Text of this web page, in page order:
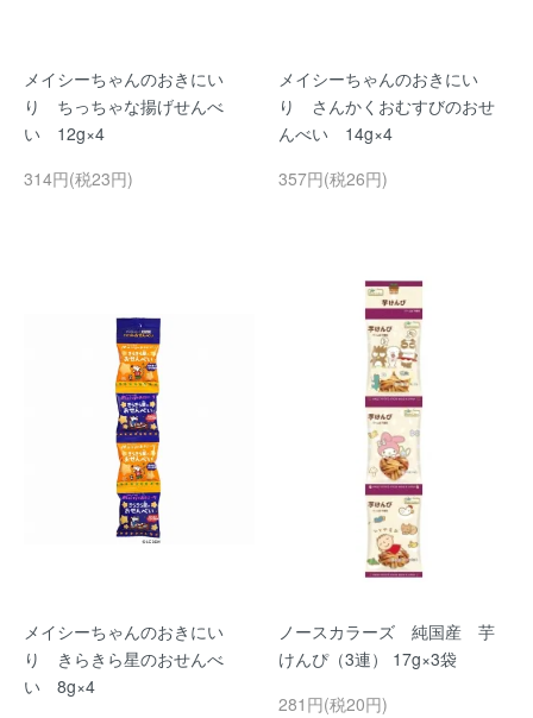
メイシーちゃんのおきにい
り ちっちゃな揚げせんべ
い 12g×4
314円(税23円)
メイシーちゃんのおきにい
り さんかくおむすびのおせ
んべい 14g×4
357円(税26円)
メイシーちゃんのおきにい
り きらきら星のおせんべ
い 8g×4
ノースカラーズ 純国産 芋
けんぴ（3連） 17g×3袋
281円(税20円)